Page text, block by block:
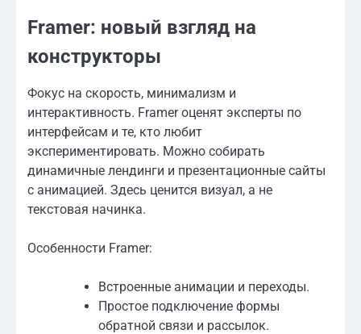
Framer: новый взгляд на
конструкторы
Фокус на скорость, минимализм и
интерактивность. Framer оценят эксперты по
интерфейсам и те, кто любит
экспериментировать. Можно собирать
динамичные лендинги и презентационные сайты
с анимацией. Здесь ценится визуал, а не
текстовая начинка.
Особенности Framer:
Встроенные анимации и переходы.
Простое подключение формы
обратной связи и рассылок.